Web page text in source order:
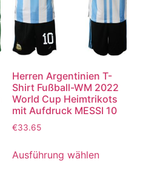
Herren Argentinien T-
Shirt Fußball-WM 2022
World Cup Heimtrikots
mit Aufdruck MESSI 10
€33.65
Ausführung wählen